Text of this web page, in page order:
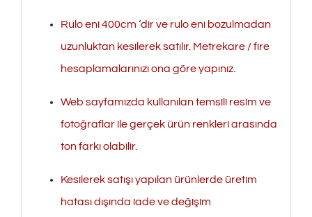
Rulo eni 400cm ‘dir ve rulo eni bozulmadan
uzunluktan kesilerek satılır. Metrekare / fire
hesaplamalarınızı ona göre yapınız.
Web sayfamızda kullanılan temsili resim ve
fotoğraflar ile gerçek ürün renkleri arasında
ton farkı olabilir.
Kesilerek satışı yapılan ürünlerde üretim
hatası dışında iade ve değişim